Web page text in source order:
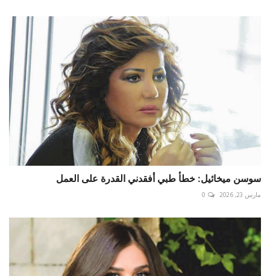
سوسن ميخائيل: خطأ طبي أفقدني القدرة على العمل
مارس 23, 2026 0